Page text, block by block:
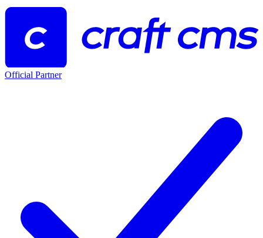
Official Partner